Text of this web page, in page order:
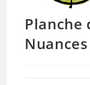
Planche